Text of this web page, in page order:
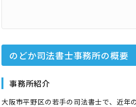
のどか司法書士事務所の概要
事務所紹介
大阪市平野区の若手の司法書士で、近年